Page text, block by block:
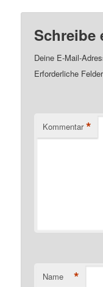
Schreibe
Deine E-Mail-
Erforderliche
Kommentar *
Name *